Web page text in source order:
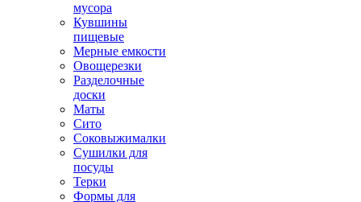
мусора
Кувшины
пищевые
Мерные емкости
Овощерезки
Разделочные
доски
Маты
Сито
Соковыжималки
Сушилки для
посуды
Терки
Формы для